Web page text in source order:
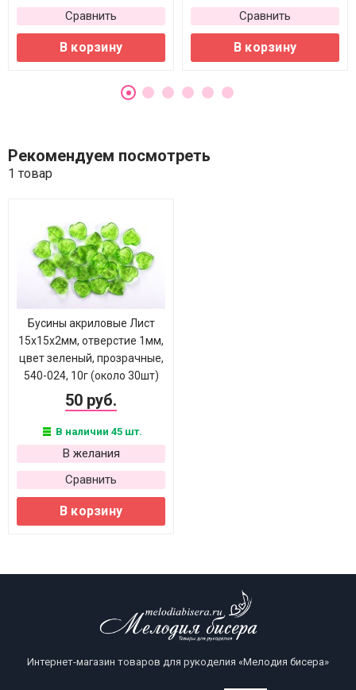
Сравнить
В корзину
Сравнить
В корзину
Рекомендуем посмотреть
1 товар
Бусины акриловые Лист
15х15х2мм, отверстие 1мм,
цвет зеленый, прозрачные,
540-024, 10г (около 30шт)
50 руб.
В наличии 45 шт.
В желания
Сравнить
В корзину
Интернет-магазин товаров для рукоделия «Мелодия бисера»